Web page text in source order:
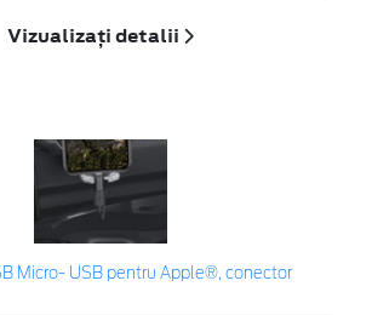
Vizualizați detalii
Micro- USB pentru Apple®, conector